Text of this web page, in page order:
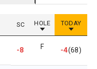
SC HOLE TODAY
-8 F -4(68)